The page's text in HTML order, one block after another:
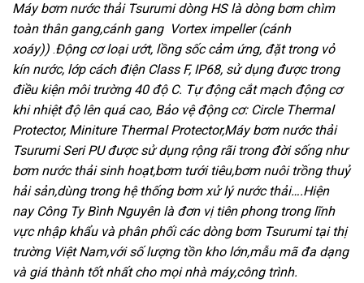
Máy bơm nước thải Tsurumi dòng HS là dòng bơm chìm
toàn thân gang,cánh gang Vortex impeller (cánh
xoáy)) .Động cơ loại ướt, lồng sốc cảm ứng, đặt trong vỏ
kín nước, lớp cách điện Class F, IP68, sử dụng được trong
điều kiện môi trường 40 độ C. Tự động cắt mạch động cơ
khi nhiệt độ lên quá cao, Bảo vệ động cơ: Circle Thermal
Protector, Miniture Thermal Protector,Máy bơm nước thải
Tsurumi Seri PU được sử dụng rộng rãi trong đời sống như
bơm nước thải sinh hoạt,bơm tưới tiêu,bơm nuôi trồng thuỷ
hải sản,dùng trong hệ thống bơm xử lý nước thải….Hiện
nay Công Ty Bình Nguyên là đơn vị tiên phong trong lĩnh
vực nhập khẩu và phân phối các dòng bơm Tsurumi tại thị
trường Việt Nam,với số lượng tồn kho lớn,mẫu mã đa dạng
và giá thành tốt nhất cho mọi nhà máy,công trình.